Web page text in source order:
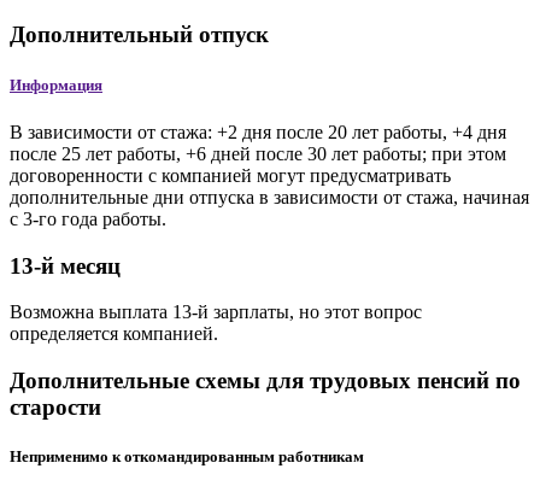
Дополнительный отпуск
Информация
В зависимости от стажа: +2 дня после 20 лет работы, +4 дня
после 25 лет работы, +6 дней после 30 лет работы; при этом
договоренности с компанией могут предусматривать
дополнительные дни отпуска в зависимости от стажа, начиная
с 3-го года работы.
13-й месяц
Возможна выплата 13-й зарплаты, но этот вопрос
определяется компанией.
Дополнительные схемы для трудовых пенсий по
старости
Неприменимо к откомандированным работникам